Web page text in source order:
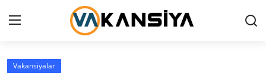
Login
Vakansiyalar